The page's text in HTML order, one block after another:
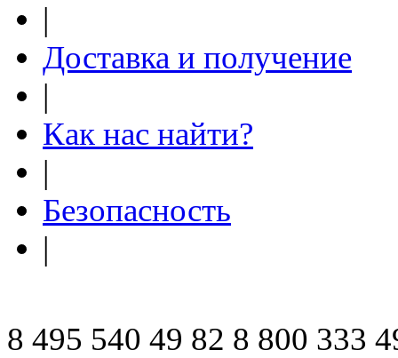
|
Доставка и получение
|
Как нас найти?
|
Безопасность
|
8 495 540 49 82 8 800 333